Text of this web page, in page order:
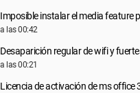
Imposible instalar el media feature
a las 00:42
Desaparición regular de wifi y
a las 00:21
Licencia de activación de ms office